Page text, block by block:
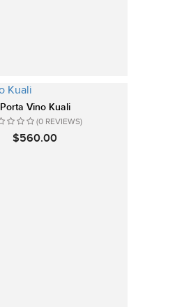
Porta Vino Kuali
(0 REVIEWS)
$560.00